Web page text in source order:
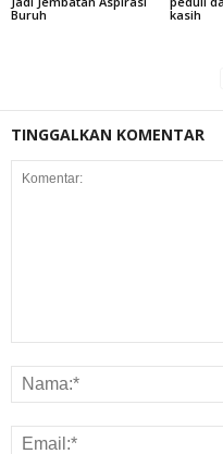
Buruh
kasih
TINGGALKAN KOMENTAR